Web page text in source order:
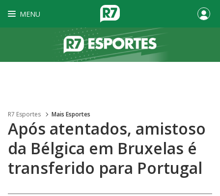
MENU
R7 Esportes Mais Esportes
Após atentados, amistoso
da Bélgica em Bruxelas é
transferido para Portugal